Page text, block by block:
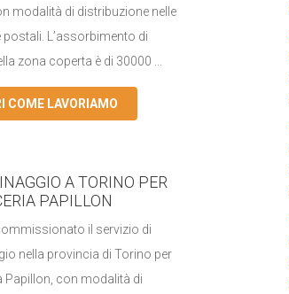
modalità di distribuzione nelle
postali. L’assorbimento di
zona coperta è di 30000 ...
COME LAVORIAMO
A TORINO PER
PAPILLON
il servizio di
nella provincia di Torino per
Papillon, con modalità di